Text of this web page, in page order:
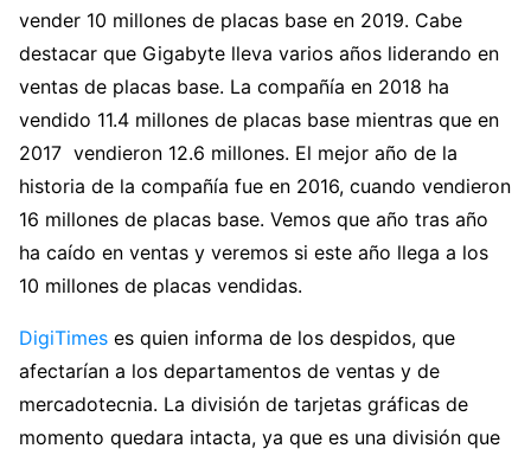
vender 10 millones de placas base en 2019. Cabe
destacar que Gigabyte lleva varios años liderando en
ventas de placas base. La compañía en 2018 ha
vendido 11.4 millones de placas base mientras que en
2017 vendieron 12.6 millones. El mejor año de la
historia de la compañía fue en 2016, cuando vendieron
16 millones de placas base. Vemos que año tras año
ha caído en ventas y veremos si este año llega a los
10 millones de placas vendidas.
DigiTimes es quien informa de los despidos, que
afectarían a los departamentos de ventas y de
mercadotecnia. La división de tarjetas gráficas de
momento quedara intacta, ya que es una división que